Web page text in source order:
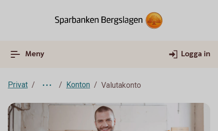
Meny Logga in
Privat Konton Valutakonto